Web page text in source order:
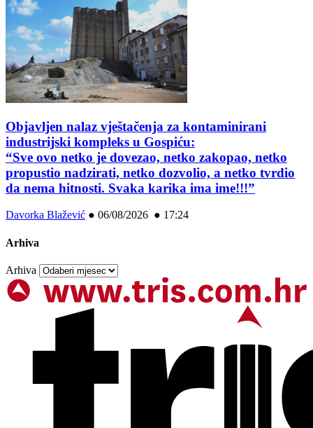
Objavljen nalaz vještačenja za kontaminirani
industrijski kompleks u Gospiću:
“Sve ovo netko je dovezao, netko zakopao, netko
propustio nadzirati, netko dozvolio, a netko tvrdio
da nema hitnosti. Svaka karika ima ime!!!”
Davorka Blažević ● 06/08/2026 ● 17:24
Arhiva
Arhiva